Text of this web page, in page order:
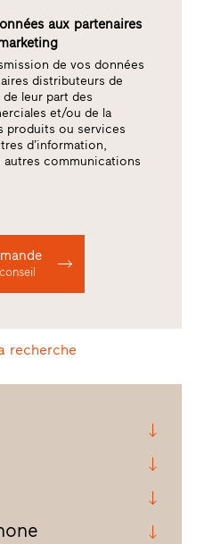
aux partenaires
de vos données
distributeurs de
leur part des
et/ou de la
produits ou services
d’information,
autres communications
recherche